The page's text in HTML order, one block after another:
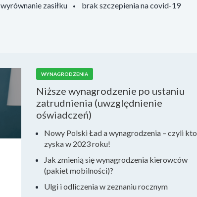
wyrównanie zasiłku brak szczepienia na covid-19
WYNAGRODZENIA
Niższe wynagrodzenie po ustaniu
zatrudnienia (uwzględnienie
oświadczeń)
Nowy Polski Ład a wynagrodzenia – czyli kto
zyska w 2023 roku!
Jak zmienią się wynagrodzenia kierowców
(pakiet mobilności)?
Ulgi i odliczenia w zeznaniu rocznym